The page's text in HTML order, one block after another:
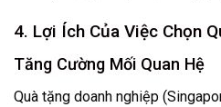
4. Lợi Ích Của Việc Chọn
Tăng Cường Mối Quan Hệ
Quà tặng doanh nghiệp